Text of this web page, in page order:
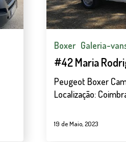
Boxer Galeria-
#42 Maria
Peugeot Boxer
Localização:
19 de Maio, 2023